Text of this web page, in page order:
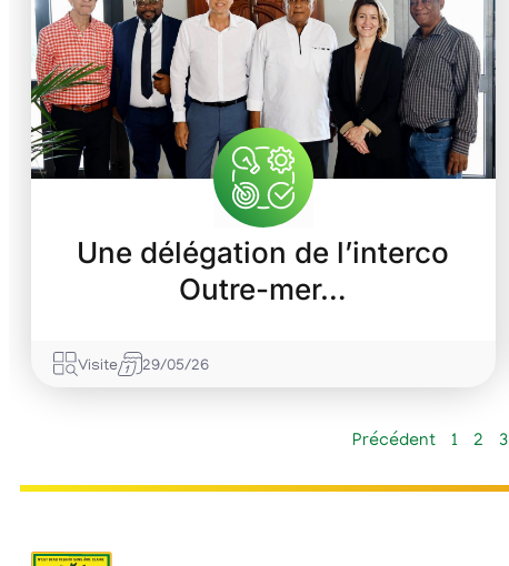
Une délégation de l’interco
Outre-mer…
Visite 29/05/26
Précédent 1 2 3